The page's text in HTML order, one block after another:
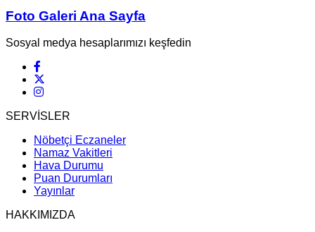
Foto Galeri Ana Sayfa
Sosyal medya hesaplarımızı keşfedin
SERVİSLER
Nöbetçi Eczaneler
Namaz Vakitleri
Hava Durumu
Puan Durumları
Yayınlar
HAKKIMIZDA